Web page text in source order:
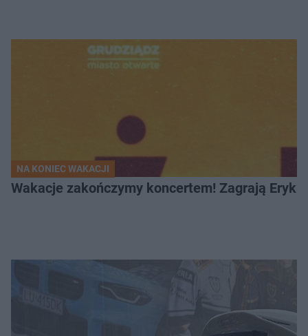
NA KONIEC WAKACJI
Wakacje zakończymy koncertem! Zagrają Eryk